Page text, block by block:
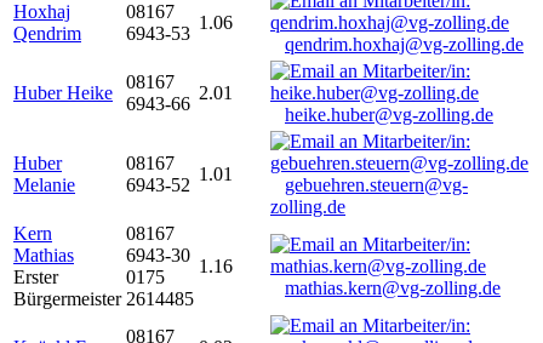
Hoxhaj
Qendrim
08167
6943-53
1.06
qendrim.hoxhaj@vg-zolling.de
Huber Heike
08167
6943-66
2.01
heike.huber@vg-zolling.de
Huber
Melanie
08167
6943-52
1.01
gebuehren.steuern@vg-
zolling.de
Kern
Mathias
Erster
Bürgermeister
08167
6943-30
0175
2614485
1.16
mathias.kern@vg-zolling.de
08167